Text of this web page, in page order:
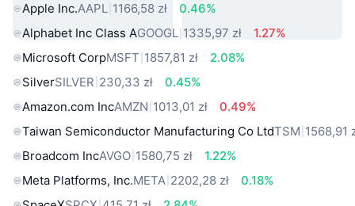
Apple Inc.AAPL 1166,58 zł
0.46%
Alphabet Inc Class AGOOGL 1335,97 zł
1.27%
Microsoft CorpMSFT 1857,81 zł
2.08%
SilverSILVER 230,33 zł
0.45%
Amazon.com IncAMZN 1013,01 zł
0.49%
Taiwan Semiconductor Manufacturing Co LtdTSM 1568,91
Broadcom IncAVGO 1580,75 zł
1.22%
Meta Platforms, Inc.META 2202,28 zł
0.18%